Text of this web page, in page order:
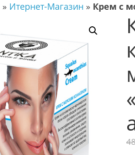
» Итернет-Магазин » Крем с